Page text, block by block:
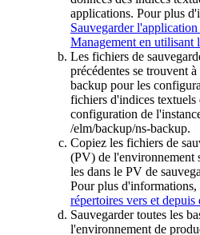
applications. Pour plus
Sauvegarder
Management en
Les fichiers de
précédentes se trouvent à
backup pour les
fichiers d'indices
configuration de
/elm/backup/ns-backup.
Copiez les fichiers de
(PV) de l'environnement
les dans le PV de
Pour plus
répertoires vers et depuis
Sauvegarder toutes les
l'environnement de